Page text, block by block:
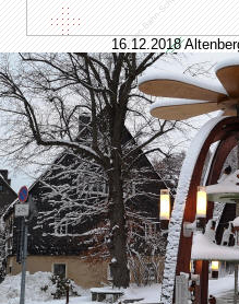
16.12.2018